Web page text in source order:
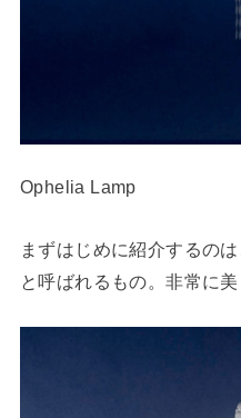
Ophelia Lamp
まずはじめに紹介するの
と呼ばれるもの。非常に